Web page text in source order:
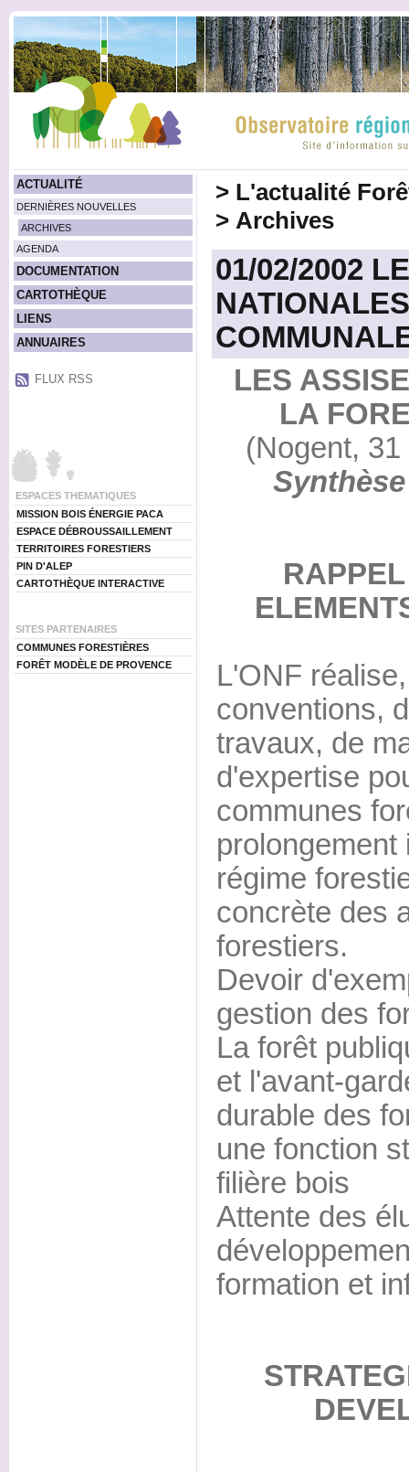
ACTUALITÉ
DERNIÈRES NOUVELLES
ARCHIVES
AGENDA
DOCUMENTATION
CARTOTHÈQUE
LIENS
ANNUAIRES
FLUX RSS
ESPACES THEMATIQUES
MISSION BOIS ÉNERGIE PACA
ESPACE DÉBROUSSAILLEMENT
TERRITOIRES FORESTIERS
PIN D'ALEP
CARTOTHÈQUE INTERACTIVE
SITES PARTENAIRES
COMMUNES FORESTIÈRES
FORÊT MODÈLE DE PROVENCE
> L'actualité
> Archives
01/02/2002
LES
LA
(Nogent,
L'ONF
conventions,
travaux, de
d'expertise
communes
prolongement
régime
concrète des
forestiers.
Devoir
gestion des
La forêt
et l'avant-
durable des
une fonction
filière bois
Attente des
formation et